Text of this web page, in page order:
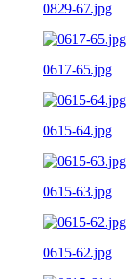
0829-67.jpg
0617-65.jpg
0615-64.jpg
0615-63.jpg
0615-62.jpg